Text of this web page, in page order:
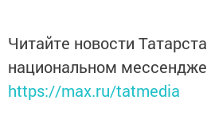
Читайте новости
национальном
https://max.ru/tatmedia